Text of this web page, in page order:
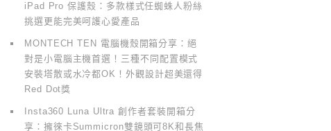
iPad Pro 保護殼：多款樣式任蜘蛛人粉絲
挑選更能完美呵護心愛產品
MONTECH TEN 電腦機殼開箱分享：絕
對是小電腦主機首選！三種不同配置模式
安裝塔散或水冷都OK！外觀設計超美還得
Red Dot獎
Insta360 Luna Ultra 創作者套裝開箱分
享：擁徠卡Summicron雙鏡頭可8K和長焦